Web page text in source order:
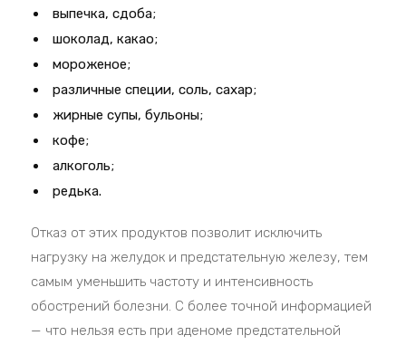
выпечка, сдоба;
шоколад, какао;
мороженое;
различные специи, соль, сахар;
жирные супы, бульоны;
кофе;
алкоголь;
редька.
Отказ от этих продуктов позволит исключить
нагрузку на желудок и предстательную железу, тем
самым уменьшить частоту и интенсивность
обострений болезни. С более точной информацией
— что нельзя есть при аденоме предстательной